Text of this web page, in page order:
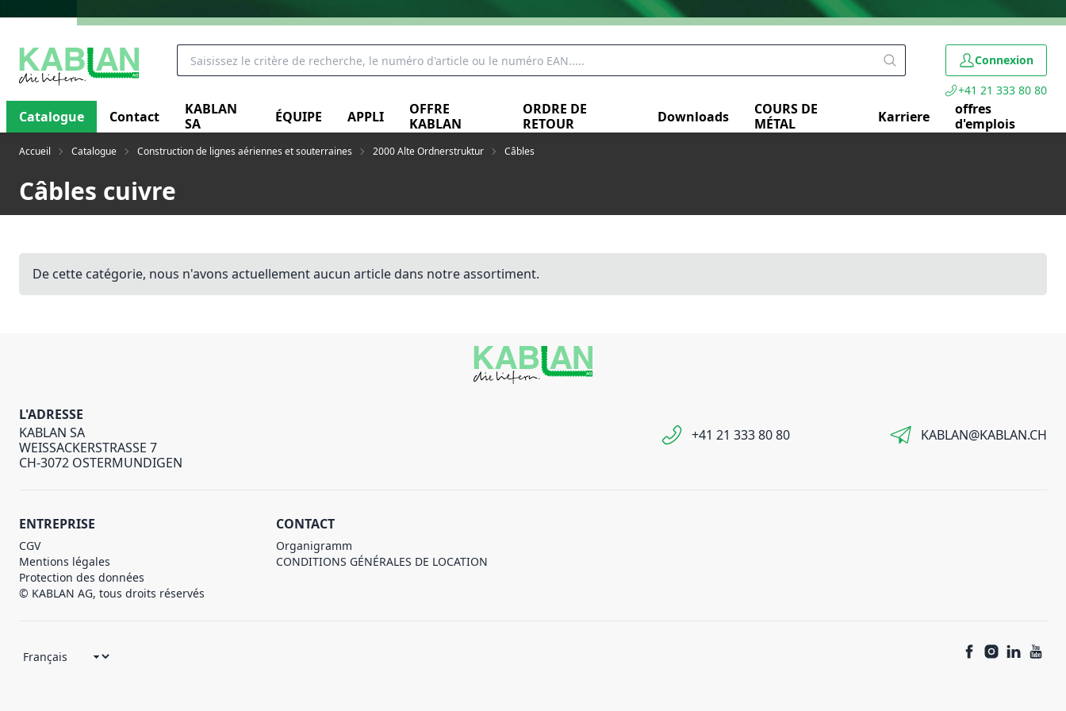
Connexion
+41 21 333 80 80
Catalogue Contact
KABLAN
SA
ÉQUIPE APPLI
OFFRE
KABLAN
ORDRE DE
RETOUR
Downloads
COURS DE
MÉTAL
Karriere
offres
d'emplois
Accueil Catalogue Construction de lignes aériennes et souterraines 2000 Alte Ordnerstruktur Câbles
Câbles cuivre
De cette catégorie, nous n'avons actuellement aucun article dans notre assortiment.
L'ADRESSE
KABLAN SA
WEISSACKERSTRASSE 7
CH-3072 OSTERMUNDIGEN
+41 21 333 80 80 KABLAN@KABLAN.CH
ENTREPRISE
CGV
Mentions légales
Protection des données
© KABLAN AG, tous droits réservés
CONTACT
Organigramm
CONDITIONS GÉNÉRALES DE LOCATION